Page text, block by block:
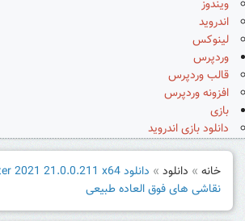
ویندوز
اندروید
لینوکس
وردپرس
قالب وردپرس
افزونه وردپرس
بازی
دانلود بازی اندروید
خانه » دانلود »
نقاشی های فوق العاده طبیعی